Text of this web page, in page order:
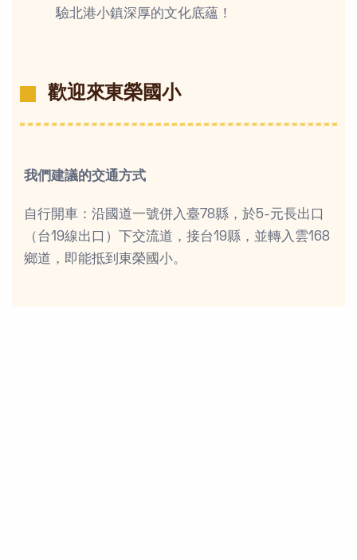
驗北港小鎮深厚的文化底蘊！
歡迎來東榮國小
我們建議的交通方式
自行開車：沿國道一號併入臺78縣，於5-元長出口
（台19線出口）下交流道，接台19縣，並轉入雲168
鄉道，即能抵到東榮國小。